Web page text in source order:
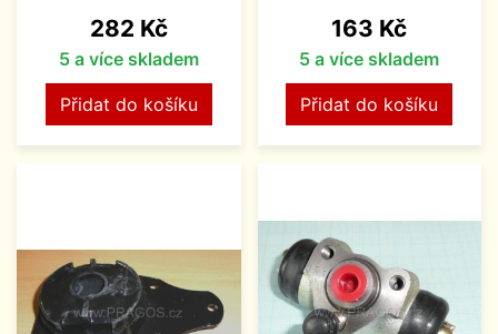
Cena
282 Kč
5 a více skladem
Přidat do košíku
Cena
163 Kč
5 a více skladem
Přidat do košíku